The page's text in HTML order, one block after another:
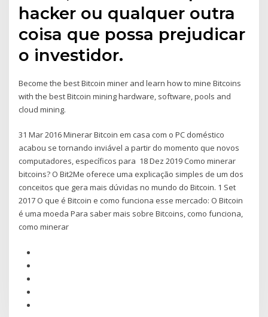
hacker ou qualquer outra
coisa que possa prejudicar
o investidor.
Become the best Bitcoin miner and learn how to mine Bitcoins
with the best Bitcoin mining hardware, software, pools and
cloud mining.
31 Mar 2016 Minerar Bitcoin em casa com o PC doméstico
acabou se tornando inviável a partir do momento que novos
computadores, específicos para 18 Dez 2019 Como minerar
bitcoins? O Bit2Me oferece uma explicação simples de um dos
conceitos que gera mais dúvidas no mundo do Bitcoin. 1 Set
2017 O que é Bitcoin e como funciona esse mercado: O Bitcoin
é uma moeda Para saber mais sobre Bitcoins, como funciona,
como minerar